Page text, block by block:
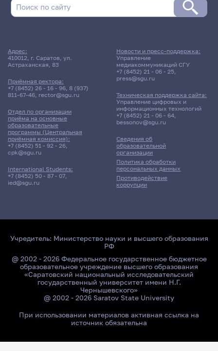
Адрес:
410012, г. Саратов, ул.
Астраханская, 83
Приёмная ректора:
+7 (8452) 26 - 16 - 96, 8 (937)
811-67-46, rector@sgu.ru
Отдел по организации
приёма на основные
образовательные
программы (Центральная
приёмная комиссия):
+7 (8452) 51 - 92 - 26,
cpk@sgu.ru
International Students:
+7 (8452) 50 - 87 - 07,
ied@sgu.ru
Сведения об
образовательной
организации
Политика обработки
персональных данных
Противодействие
коррупции
Новости и пресс-поддержка:
Управление
медиакоммуникаций СГУ
+7 (8452) 21 - 06 - 25,
press@sgu.ru
Техническая поддержка сайта:
Управление цифровых и
информационных технологий
+7 (8452) 21 - 06 - 64,
bessonov@sgu.ru
Учредитель: Министерство науки и высшего образования
РФ
@ 2002 - 2026 Федеральное государственное бюджетное
образовательное учреждение высшего образования
«Саратовский национальный исследовательский
государственный университет имени Н.Г.
Чернышевского»
@ 2002 - 2026 Saratov State University
При использовании материалов активная ссылка на
источник обязательна